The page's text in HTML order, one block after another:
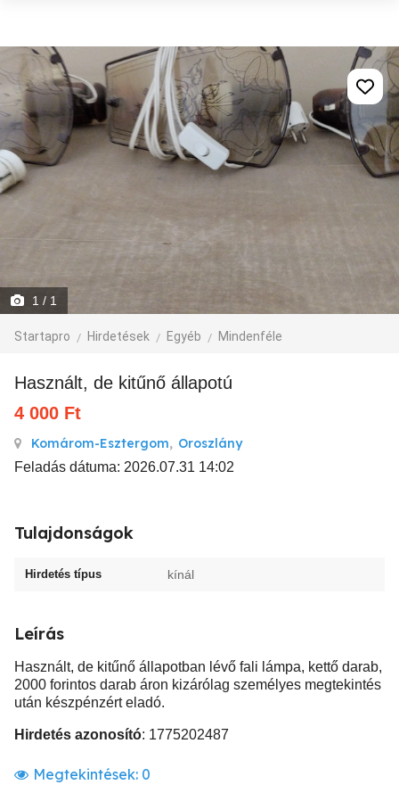
1 / 1
Startapro Hirdetések Egyéb Mindenféle
Használt, de kitűnő állapotú
4 000 Ft
Komárom-Esztergom, Oroszlány
Feladás dátuma: 2026.07.31 14:02
Tulajdonságok
Hirdetés típus kínál
Leírás
Használt, de kitűnő állapotban lévő fali lámpa, kettő darab,
2000 forintos darab áron kizárólag személyes megtekintés
után készpénzért eladó.
Hirdetés azonosító: 1775202487
Megtekintések: 0